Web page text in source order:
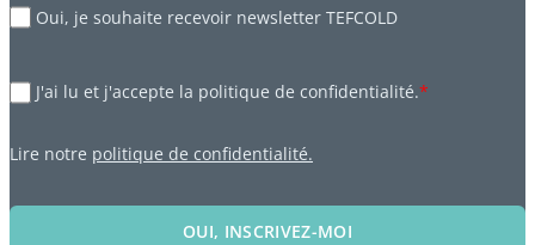
Oui, je souhaite recevoir newsletter TEFCOLD
J'ai lu et j'accepte la politique de confidentialité.*
Lire notre politique de confidentialité.
OUI, INSCRIVEZ-MOI